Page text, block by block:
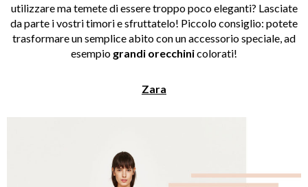
utilizzare ma temete di essere troppo poco eleganti? Lasciate
da parte i vostri timori e sfruttatelo! Piccolo consiglio: potete
trasformare un semplice abito con un accessorio speciale, ad
esempio grandi orecchinicolorati!
Zara